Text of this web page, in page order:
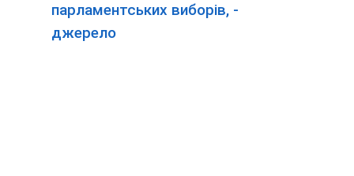
парламентських виборів, -
джерело